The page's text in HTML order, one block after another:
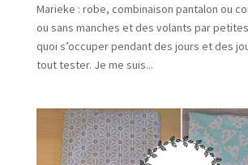
Marieke : robe, combinaison pantalon ou
ou sans manches et des volants par
quoi s’occuper pendant des jours et des
tout tester. Je me suis...